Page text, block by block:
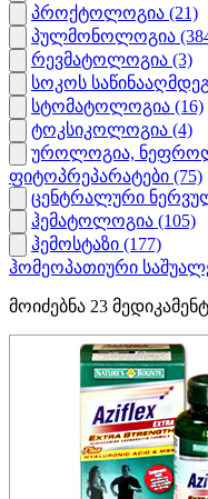
პროქტოლოგია (21)
პულმონოლოგია
რევმატოლოგია (3)
სოკოს
სტომატოლოგია (16)
ტოკსიკოლოგია (4)
უროლოგია,
ფიტოპრეპარატები (75)
ცენტრალური
ჰემატოლოგია (105)
ჰემოსტაზი (177)
ჰომეოპათიური
მოიძებნა 23